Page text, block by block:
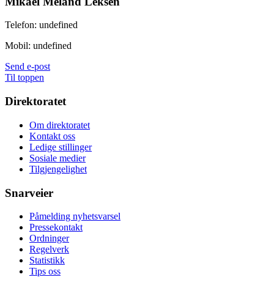
Telefon: undefined
Mobil: undefined
Send e-post
Til toppen
Direktoratet
Om direktoratet
Kontakt oss
Ledige stillinger
Sosiale medier
Tilgjengelighet
Snarveier
Påmelding nyhetsvarsel
Pressekontakt
Ordninger
Regelverk
Statistikk
Tips oss